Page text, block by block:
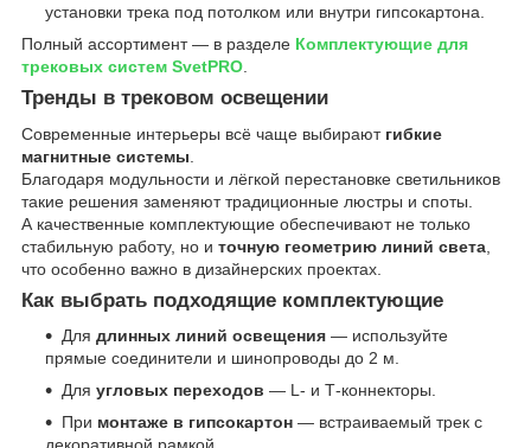
установки трека под потолком или внутри гипсокартона.
Полный ассортимент — в разделе Комплектующие для
трековых систем SvetPRO
Тренды в трековом освещении
Современные интерьеры всё чаще выбирают гибкие
магнитные системы
Благодаря модульности и лёгкой перестановке светильников
такие решения заменяют традиционные люстры и споты.
А качественные комплектующие обеспечивают не только
стабильную работу, но и точную геометрию линий света
что особенно важно в дизайнерских проектах.
Как выбрать подходящие комплектующие
Для длинных линий освещения — используйте
прямые соединители и шинопроводы до 2 м.
Для угловых переходов — L- и Т-коннекторы.
При монтаже в гипсокартон — встраиваемый трек с